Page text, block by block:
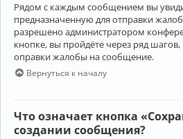
Рядом с каждым сообщением вы
предназначенную для отправки
разрешено администратором
кнопке, вы пройдёте через ряд
оправки жалобы на сообщение.
Вернуться к началу
Что означает кнопка
создании сообщения?